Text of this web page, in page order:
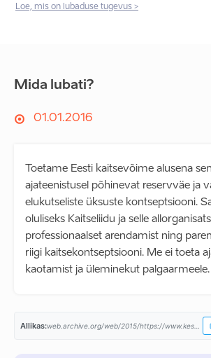
Loe, mis on lubaduse tugevus >
Mida lubati?
01.01.2016
Toetame Eesti kaitsevõime alusena
ajateenistusel põhinevat reservväe ja
elukutseliste üksuste kontseptsiooni.
oluliseks Kaitseliidu ja selle
professionaalset arendamist ning
riigi kaitsekontseptsiooni. Me ei toeta
kaotamist ja üleminekut palgaarmeele.
Allikas: